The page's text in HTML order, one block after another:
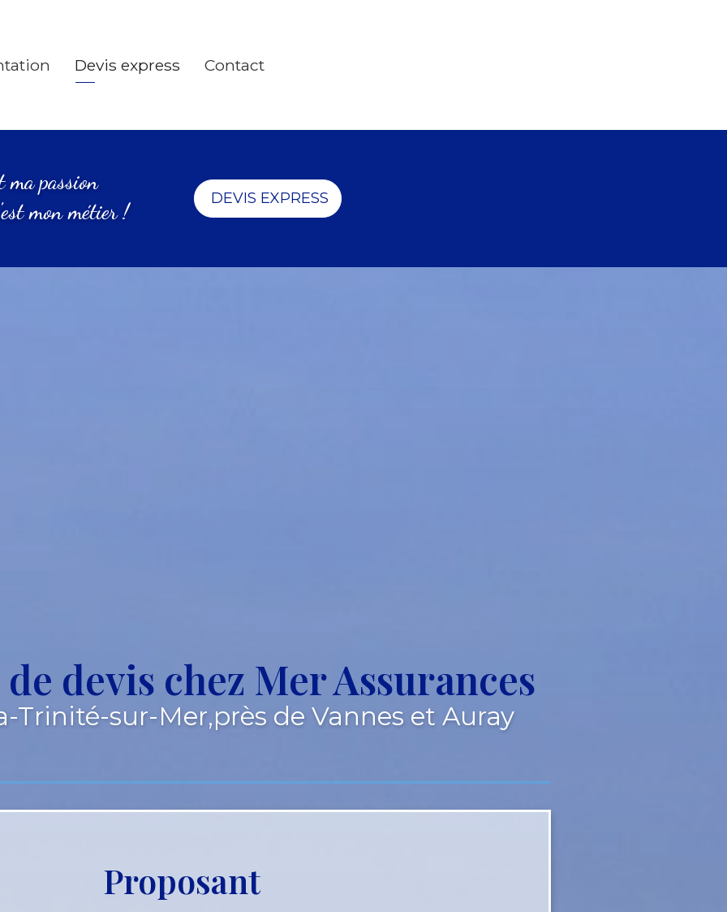
Devis express Contact
ma passion
mon métier !
DEVIS EXPRESS
devis chez Mer Assurances
Trinité-sur-Mer,près de Vannes et Auray
Proposant